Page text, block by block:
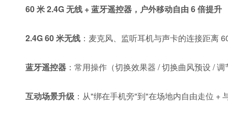
60 米 2.4G 无线 + 蓝牙遥控器，户外移动自由 6 倍提升
2.4G 60 米无线 ：麦克风、监听耳机与声卡的连接距
蓝牙遥控器 ：常用操作（切换效果器 / 切换曲风预设 /
互动场景升级 ：从"绑在手机旁"到"在场地内自由走位 +